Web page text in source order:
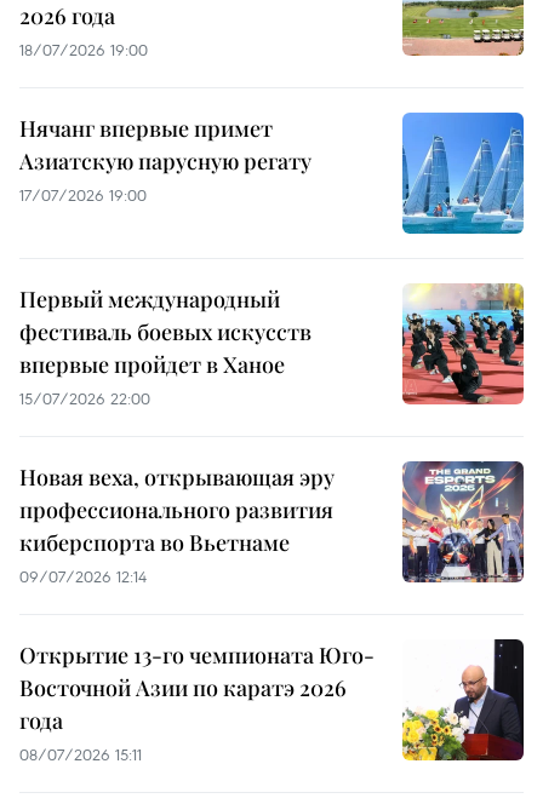
2026 года
18/07/2026 19:00
Нячанг впервые примет
Азиатскую парусную регату
17/07/2026 19:00
Первый международный
фестиваль боевых искусств
впервые пройдет в Ханое
15/07/2026 22:00
Новая веха, открывающая эру
профессионального развития
киберспорта во Вьетнаме
09/07/2026 12:14
Открытие 13-го чемпионата Юго-
Восточной Азии по каратэ 2026
года
08/07/2026 15:11